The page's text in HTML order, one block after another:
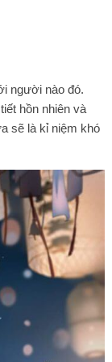
người nào đó.
hồn nhiên và
sẽ là kỉ niệm khó